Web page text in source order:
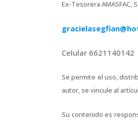
Ex-Tesorera AMASFAC,
Celular 6621140142
Se permite el uso,
autor, se vincule al
Su contenido es